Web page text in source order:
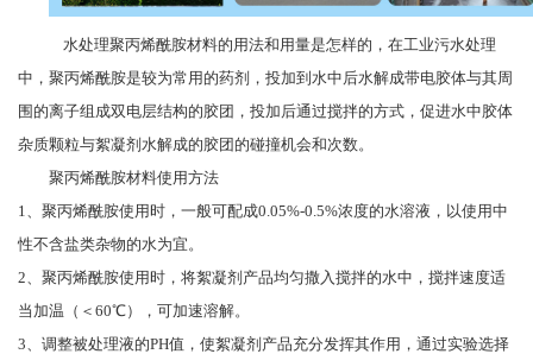
水处理聚丙烯酰胺材料的用法和用量是怎样的，在工业污水处理
中，聚丙烯酰胺是较为常用的药剂，投加到水中后水解成带电胶体与其周
围的离子组成双电层结构的胶团，投加后通过搅拌的方式，促进水中胶体
杂质颗粒与絮凝剂水解成的胶团的碰撞机会和次数。
聚丙烯酰胺材料使用方法
1、聚丙烯酰胺使用时，一般可配成0.05%-0.5%浓度的水溶液，以使用中
性不含盐类杂物的水为宜。
2、聚丙烯酰胺使用时，将絮凝剂产品均匀撒入搅拌的水中，搅拌速度适
当加温（＜60℃），可加速溶解。
3、调整被处理液的PH值，使絮凝剂产品充分发挥其作用，通过实验选择